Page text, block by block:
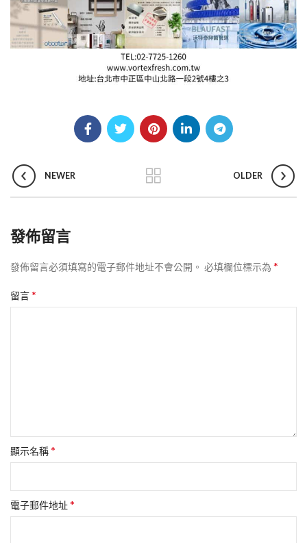
NEWER OLDER
發佈留言
發佈留言必須填寫的電子郵件地址不會公開。 必填欄位標示為 *
留言*
顯示名稱*
電子郵件地址*